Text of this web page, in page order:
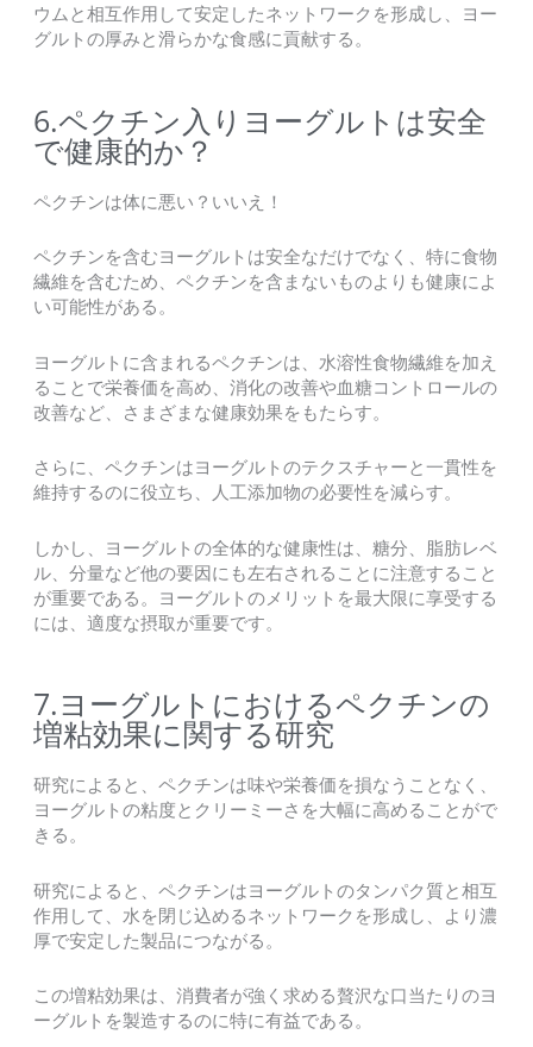
ウムと相互作用して安定したネットワークを形成し、ヨー
グルトの厚みと滑らかな食感に貢献する。
6.ペクチン入りヨーグルトは安全
で健康的か？
ペクチンは体に悪い？いいえ！
ペクチンを含むヨーグルトは安全なだけでなく、特に食物
繊維を含むため、ペクチンを含まないものよりも健康によ
い可能性がある。
ヨーグルトに含まれるペクチンは、水溶性食物繊維を加え
ることで栄養価を高め、消化の改善や血糖コントロールの
改善など、さまざまな健康効果をもたらす。
さらに、ペクチンはヨーグルトのテクスチャーと一貫性を
維持するのに役立ち、人工添加物の必要性を減らす。
しかし、ヨーグルトの全体的な健康性は、糖分、脂肪レベ
ル、分量など他の要因にも左右されることに注意すること
が重要である。ヨーグルトのメリットを最大限に享受する
には、適度な摂取が重要です。
7.ヨーグルトにおけるペクチンの
増粘効果に関する研究
研究によると、ペクチンは味や栄養価を損なうことなく、
ヨーグルトの粘度とクリーミーさを大幅に高めることがで
きる。
研究によると、ペクチンはヨーグルトのタンパク質と相互
作用して、水を閉じ込めるネットワークを形成し、より濃
厚で安定した製品につながる。
この増粘効果は、消費者が強く求める贅沢な口当たりのヨ
ーグルトを製造するのに特に有益である。